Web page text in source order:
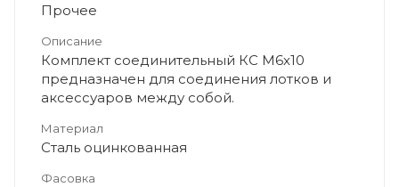
Прочее
Описание
Комплект соединительный КС М6х10
предназначен для соединения лотков и
аксессуаров между собой.
Материал
Сталь оцинкованная
Фасовка